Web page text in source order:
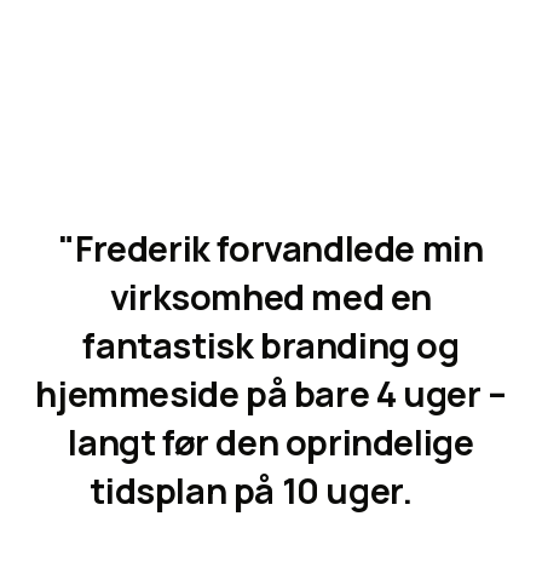
"Frederik forvandlede min
virksomhed med en
fantastisk branding og
hjemmeside på bare 4 uger –
langt før den oprindelige
tidsplan på 10 uger.